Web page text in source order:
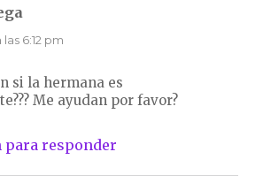
las 6:12 pm
si la hermana es
Me ayudan por favor?
responder